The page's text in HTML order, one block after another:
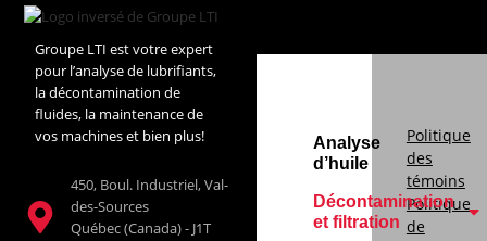
Groupe LTI est votre expert
pour l’analyse de lubrifiants,
la décontamination de
fluides, la maintenance de
vos machines et bien plus!
450, Boul. Industriel, Val-
des-Sources
Québec (Canada) - J1T
Analyse
d’huile
Décontamination
et filtration
Politique
des
témoins
Politique
de